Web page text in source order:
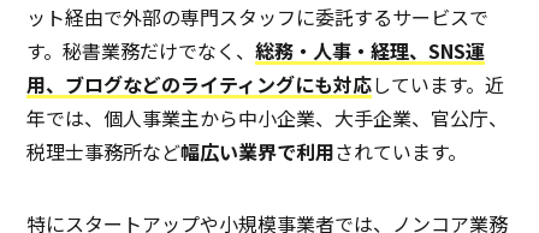
ット経由で外部の専門スタッフに委託するサービスで
す。秘書業務だけでなく、総務・人事・経理、SNS運
用、ブログなどのライティングにも対応しています。近
年では、個人事業主から中小企業、大手企業、官公庁、
税理士事務所など幅広い業界で利用されています。
特にスタートアップや小規模事業者では、ノンコア業務